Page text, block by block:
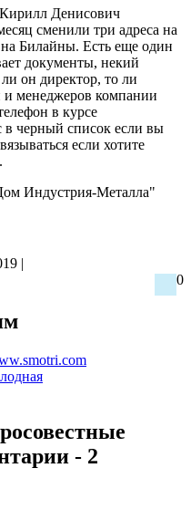
Денисович
сменили три адреса на
Билайны. Есть еще один
документы, некий
он директор, то ли
и менеджеров компании
в курсе
в черный список если вы
если хотите
Индустрия-Металла"
|
0
- 2